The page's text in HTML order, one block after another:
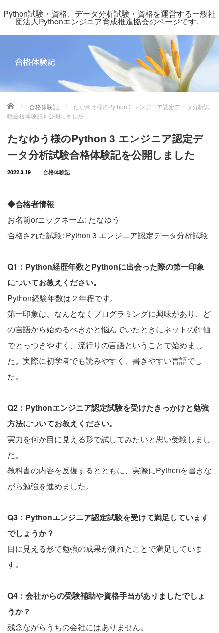
Python試験・資格、データ分析試験・資格を運営する一般社
団法人Pythonエンジニア育成推進協会のページです。
ホーム 合格体験記
たなゆう様のPython 3 エンジニア認定データ分析試
験合格体験記を公開しました
たなゆう様のPython 3 エンジニア認定デ
ータ分析試験合格体験記を公開しました
2022.3.19 合格体験記
◆合格者情報
お名前orニックネーム: たなゆう
合格された試験: Python 3 エンジニア認定データ分析試験
Q1：Python経歴年数とPythonに出会った際の第一印象
についてお教えください。
Python経験年数は２年程です。
第一印象は、なんとなくプログラミングに興味があり、ど
の言語から始めるべきかと悩んでいたときにネットの評価
でとっつきやすく、流行りの言語ということで始めまし
た。実際に初学者でも読みやすく、書きやすい言語でし
た。
Q2：Pythonエンジニア認定試験を受けたきっかけと勉強
方法についてお教えください。
実力を何か目に見える形で試してみたいと思い受験しまし
た。
教科書の内容を反復するとともに、実際にPythonを書きな
がら勉強を進めました。
Q3：Pythonエンジニア認定試験を受けて満足しています
でしょうか？
目に見える形で勉強の成果が測れたことで満足していま
す。
Q4：会社からの受験補助や資格手当がありましたでしょ
うか？
残念ながらうちの会社にはありません。